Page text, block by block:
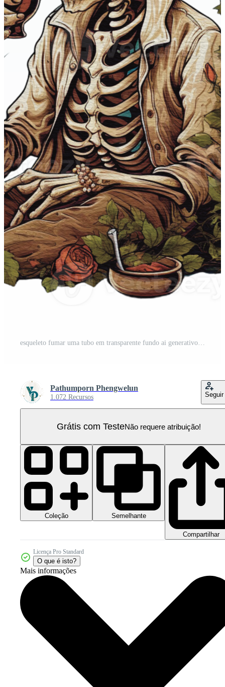
esqueleto fumar uma tubo em transparente fundo ai generativo PNG Pro
Pathumporn Phengwelun
1.072 Recursos Seguir
Grátis com TesteNão requere atribuição!
Coleção Semelhante
Compartilhar
Licença Pro Standard
O que é isto?
Mais informações